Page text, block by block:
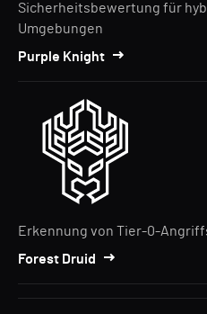
Sicherheitsbewertung für
Umgebungen
Purple Knight
Erkennung von Tier-0-
Forest Druid